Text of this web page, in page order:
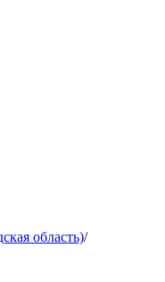
область)/